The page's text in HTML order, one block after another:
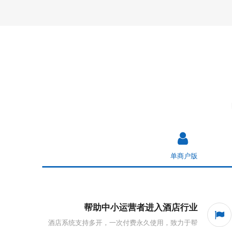
单商户版
帮助中小运营者进入酒店行业
酒店系统支持多开，一次付费永久使用，致力于帮